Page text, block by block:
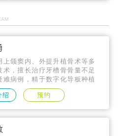
上颌窦内、外提升植骨术等多
术，擅长治疗牙槽骨骨量不足
难病例，精于数字化导板种植
创种植技术、即刻种植技术，
精准，拥有数千个成功案例。
绍 预约